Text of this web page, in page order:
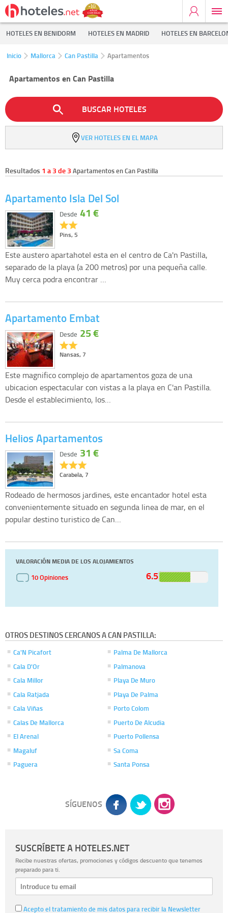
HOTELES EN BENIDORM HOTELES EN MADRID HOTELES EN
Inicio Mallorca Can Pastilla Apartamentos
Apartamentos en Can Pastilla
BUSCAR HOTELES
VER HOTELES EN EL MAPA
Resultados 1 a 3 de 3 Apartamentos en Can Pastilla
Apartamento Isla Del Sol
Pins, 5
Desde 41 €
Este austero apartahotel esta en el centro de Ca'n Pastilla,
separado de la playa (a 200 metros) por una pequeña calle.
Muy cerca podra encontrar …
Apartamento Embat
Nansas, 7
Desde 25 €
Este magnifico complejo de apartamentos goza de una
ubicacion espectacular con vistas a la playa en C'an Pastilla.
Desde el establecimiento, los…
Helios Apartamentos
Carabela, 7
Desde 31 €
Rodeado de hermosos jardines, este encantador hotel esta
convenientemente situado en segunda linea de mar, en el
popular destino turistico de Can…
VALORACIÓN MEDIA DE LOS ALOJAMIENTOS
10 Opiniones
6.5
OTROS DESTINOS CERCANOS A CAN PASTILLA:
Ca'N Picafort
Cala D'Or
Cala Millor
Cala Ratjada
Cala Viñas
Calas De Mallorca
El Arenal
Magaluf
Paguera
Palma De Mallorca
Palmanova
Playa De Muro
Playa De Palma
Porto Colom
Puerto De Alcudia
Puerto Pollensa
Sa Coma
Santa Ponsa
SÍGUENOS
SUSCRÍBETE A HOTELES.NET
Recibe nuestras ofertas, promociones y códigos descuento que tenemos
preparado para ti.
Acepto el tratamiento de mis datos para recibir la Newsletter